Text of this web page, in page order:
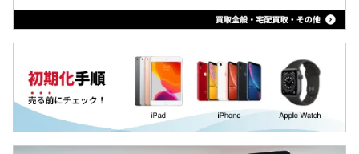
iPhone12 Pro Max
iPhone12 Pro
iPhone12 mini
dtab
MediaPad
LAVIE Tab
YOGA Tab
Surface